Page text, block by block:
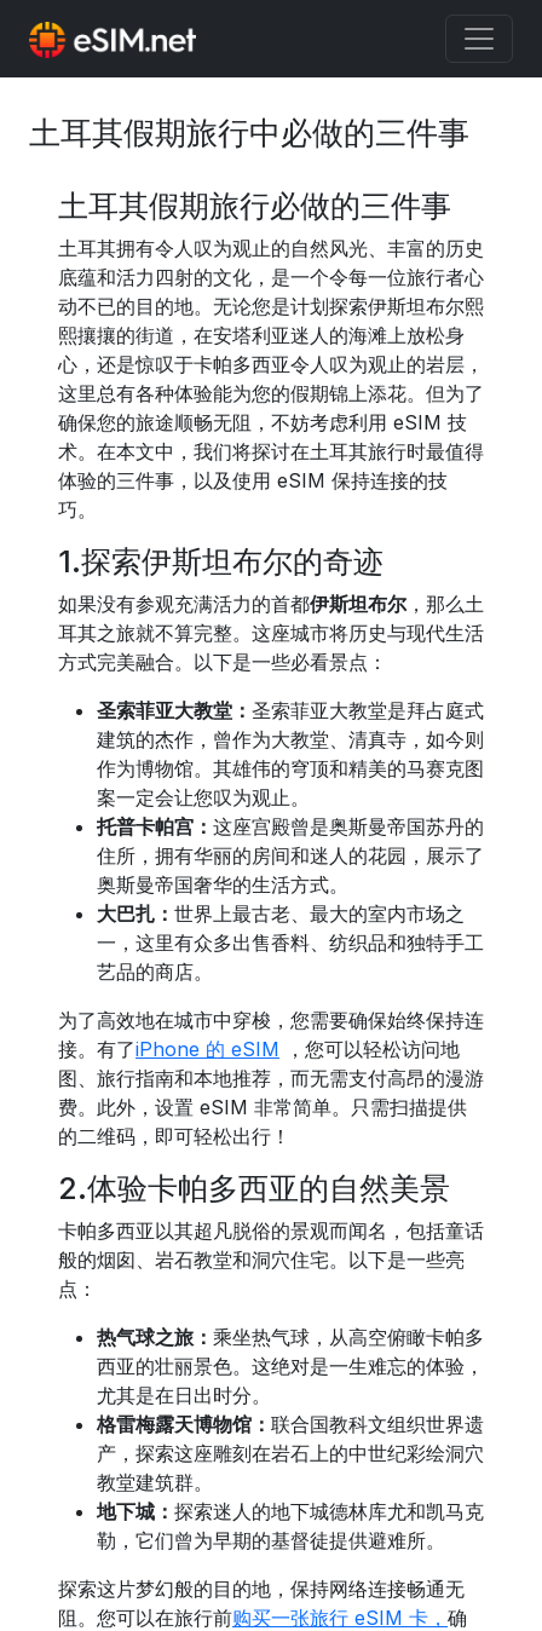
土耳其假期旅行中必做的三件事
土耳其假期旅行必做的三件事
土耳其拥有令人叹为观止的自然风光、丰富的历史
底蕴和活力四射的文化，是一个令每一位旅行者心
动不已的目的地。无论您是计划探索伊斯坦布尔熙
熙攘攘的街道，在安塔利亚迷人的海滩上放松身
心，还是惊叹于卡帕多西亚令人叹为观止的岩层，
这里总有各种体验能为您的假期锦上添花。但为了
确保您的旅途顺畅无阻，不妨考虑利用 eSIM 技
术。在本文中，我们将探讨在土耳其旅行时最值得
体验的三件事，以及使用 eSIM 保持连接的技
巧。
1.探索伊斯坦布尔的奇迹
如果没有参观充满活力的首都伊斯坦布尔，那么土
耳其之旅就不算完整。这座城市将历史与现代生活
方式完美融合。以下是一些必看景点：
圣索菲亚大教堂： 圣索菲亚大教堂是拜占庭式
建筑的杰作，曾作为大教堂、清真寺，如今则
作为博物馆。其雄伟的穹顶和精美的马赛克图
案一定会让您叹为观止。
托普卡帕宫： 这座宫殿曾是奥斯曼帝国苏丹的
住所，拥有华丽的房间和迷人的花园，展示了
奥斯曼帝国奢华的生活方式。
大巴扎： 世界上最古老、最大的室内市场之
一，这里有众多出售香料、纺织品和独特手工
艺品的商店。
为了高效地在城市中穿梭，您需要确保始终保持连
接。有了iPhone 的 eSIM ，您可以轻松访问地
图、旅行指南和本地推荐，而无需支付高昂的漫游
费。此外，设置 eSIM 非常简单。只需扫描提供
的二维码，即可轻松出行！
2.体验卡帕多西亚的自然美景
卡帕多西亚以其超凡脱俗的景观而闻名，包括童话
般的烟囱、岩石教堂和洞穴住宅。以下是一些亮
点：
热气球之旅： 乘坐热气球，从高空俯瞰卡帕多
西亚的壮丽景色。这绝对是一生难忘的体验，
尤其是在日出时分。
格雷梅露天博物馆： 联合国教科文组织世界遗
产，探索这座雕刻在岩石上的中世纪彩绘洞穴
教堂建筑群。
地下城： 探索迷人的地下城德林库尤和凯马克
勒，它们曾为早期的基督徒提供避难所。
探索这片梦幻般的目的地，保持网络连接畅通无
阻。您可以在旅行前购买一张旅行 eSIM 卡， 确